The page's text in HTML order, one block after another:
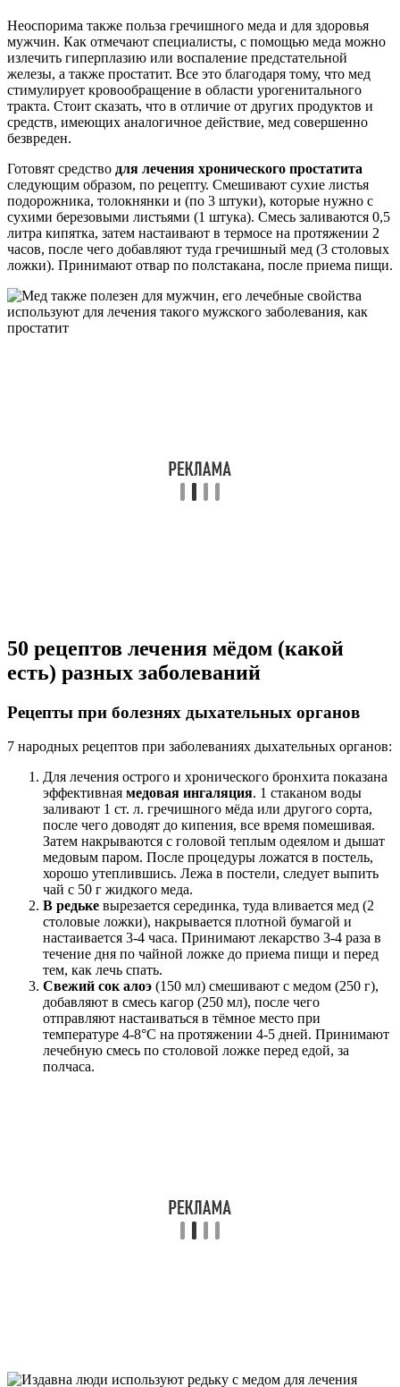
Неоспорима также польза гречишного меда и для здоровья
мужчин. Как отмечают специалисты, с помощью меда можно
излечить гиперплазию или воспаление предстательной
железы, а также простатит. Все это благодаря тому, что мед
стимулирует кровообращение в области урогенитального
тракта. Стоит сказать, что в отличие от других продуктов и
средств, имеющих аналогичное действие, мед совершенно
безвреден.
Готовят средство для лечения хронического простатита
следующим образом, по рецепту. Смешивают сухие листья
подорожника, толокнянки и (по 3 штуки), которые нужно с
сухими березовыми листьями (1 штука). Смесь заливаются 0,5
литра кипятка, затем настаивают в термосе на протяжении 2
часов, после чего добавляют туда гречишный мед (3 столовых
ложки). Принимают отвар по полстакана, после приема пищи.
50 рецептов лечения мёдом (какой
есть) разных заболеваний
Рецепты при болезнях дыхательных органов
7 народных рецептов при заболеваниях дыхательных органов:
Для лечения острого и хронического бронхита показана
эффективная медовая ингаляция. 1 стаканом воды
заливают 1 ст. л. гречишного мёда или другого сорта,
после чего доводят до кипения, все время помешивая.
Затем накрываются с головой теплым одеялом и дышат
медовым паром. После процедуры ложатся в постель,
хорошо утеплившись. Лежа в постели, следует выпить
чай с 50 г жидкого меда.
В редьке вырезается серединка, туда вливается мед (2
столовые ложки), накрывается плотной бумагой и
настаивается 3-4 часа. Принимают лекарство 3-4 раза в
течение дня по чайной ложке до приема пищи и перед
тем, как лечь спать.
Свежий сок алоэ (150 мл) смешивают с медом (250 г),
добавляют в смесь кагор (250 мл), после чего
отправляют настаиваться в тёмное место при
температуре 4-8°C на протяжении 4-5 дней. Принимают
лечебную смесь по столовой ложке перед едой, за
полчаса.